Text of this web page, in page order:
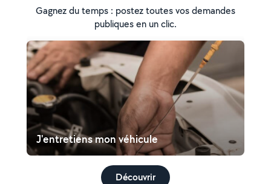
Gagnez du temps : postez toutes vos demandes
publiques en un clic.
J'entretiens mon véhicule
Découvrir